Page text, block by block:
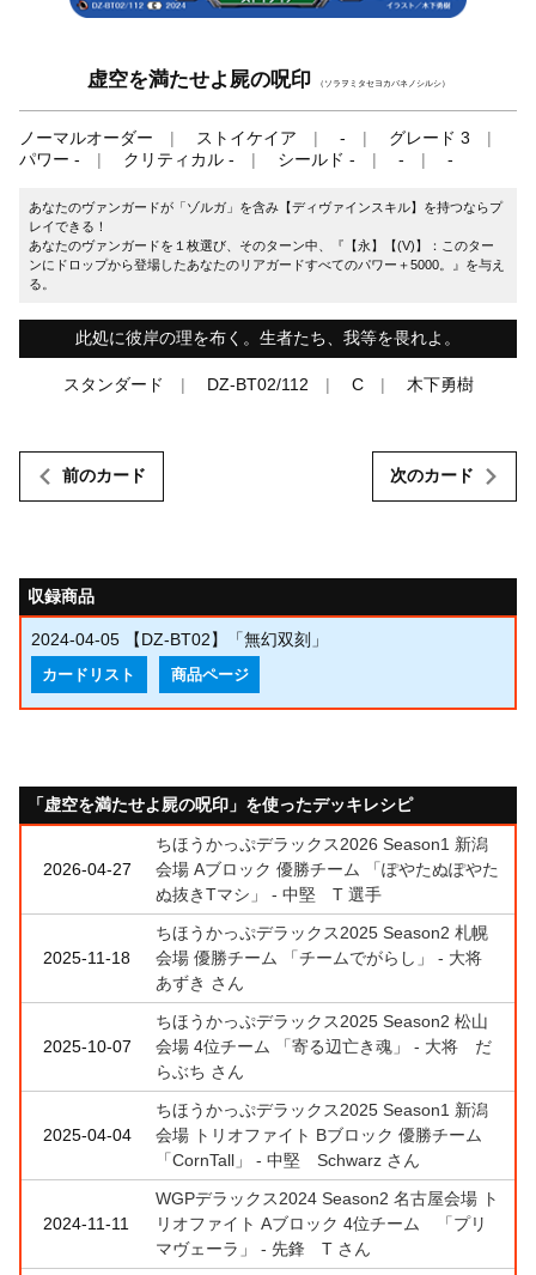
虚空を満たせよ屍の呪印 （ソラヲミタセヨカバネノシルシ）
ノーマルオーダー ストイケイア -
グレード 3
パワー -
クリティカル - シールド - - -
あなたのヴァンガードが「ゾルガ」を含み【ディヴァインスキル】を持つならプ
レイできる！
あなたのヴァンガードを１枚選び、そのターン中、『【永】【(V)】：このター
ンにドロップから登場したあなたのリアガードすべてのパワー＋5000。』を与え
る。
此処に彼岸の理を布く。生者たち、我等を畏れよ。
スタンダード DZ-BT02/112 C 木下勇樹
前のカード 次のカード
収録商品
2024-04-05 【DZ-BT02】「無幻双刻」
カードリスト 商品ページ
「虚空を満たせよ屍の呪印」を使ったデッキレシピ
2026-04-27
ちほうかっぷデラックス2026 Season1 新潟
会場 Aブロック 優勝チーム 「ぽやたぬぽやた
ぬ抜きTマシ」 - 中堅 T 選手
2025-11-18
ちほうかっぷデラックス2025 Season2 札幌
会場 優勝チーム 「チームでがらし」 - 大将
あずき さん
2025-10-07
ちほうかっぷデラックス2025 Season2 松山
会場 4位チーム 「寄る辺亡き魂」 - 大将 だ
らぶち さん
2025-04-04
ちほうかっぷデラックス2025 Season1 新潟
会場 トリオファイト Bブロック 優勝チーム
「CornTall」 - 中堅 Schwarz さん
2024-11-11
WGPデラックス2024 Season2 名古屋会場 ト
リオファイト Aブロック 4位チーム 「プリ
マヴェーラ」 - 先鋒 T さん